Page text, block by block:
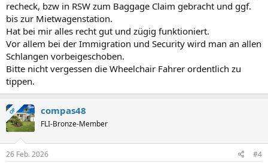
recheck, bzw in RSW zum Baggage Claim gebracht und ggf.
bis zur Mietwagenstation.
Hat bei mir alles recht gut und zügig funktioniert.
Vor allem bei der Immigration und Security wird man an allen
Schlangen vorbeigeschoben.
Bitte nicht vergessen die Wheelchair Fahrer ordentlich zu
tippen.
OP compas48
FLI-Bronze-Member
26 Feb. 2026 #4